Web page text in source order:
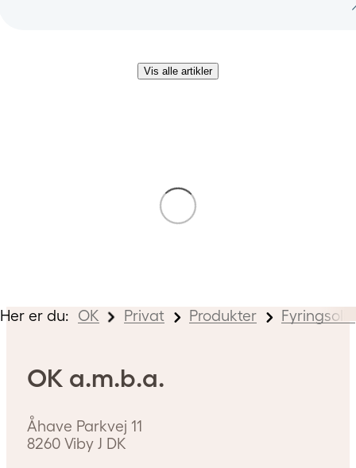
Vis alle artikler
Her er du: OK Privat Produkter Fyringsolie
OK a.m.b.a.
Åhave Parkvej 11
8260 Viby J DK